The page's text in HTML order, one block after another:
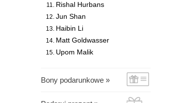
Rishal Hurbans
Jun Shan
Haibin Li
Matt Goldwasser
Upom Malik
Bony podarunkowe »